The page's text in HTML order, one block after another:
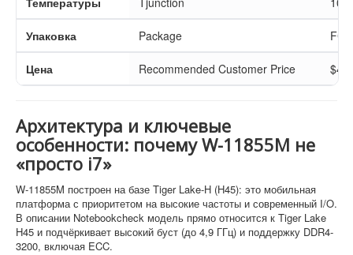
Упаковка Package FC-
Цена Recommended Customer Price
Архитектура и ключевые
особенности: почему W-11855M не
«просто i7»
W-11855M построен на базе Tiger Lake-H (H45): это мобильная
платформа с приоритетом на высокие частоты и современный I/O.
В описании Notebookcheck модель прямо относится к Tiger Lake
H45 и подчёркивает высокий буст (до 4,9 ГГц) и поддержку DDR4-
3200, включая ECC.